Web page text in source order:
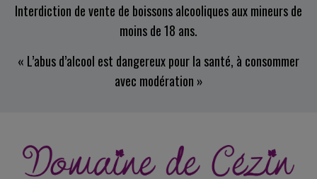
Interdiction de vente de boissons alcooliques aux mineurs de
moins de 18 ans.
« L’abus d’alcool est dangereux pour la santé, à consommer
avec modération »